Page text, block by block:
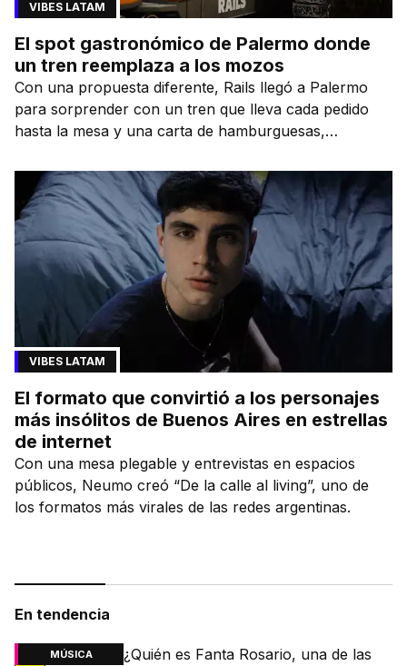
VIBES LATAM
El spot gastronómico de Palermo donde
un tren reemplaza a los mozos
Con una propuesta diferente, Rails llegó a Palermo
para sorprender con un tren que lleva cada pedido
hasta la mesa y una carta de hamburguesas,
VIBES LATAM
El formato que convirtió a los personajes
más insólitos de Buenos Aires en estrellas
de internet
Con una mesa plegable y entrevistas en espacios
públicos, Neumo creó “De la calle al living”, uno de
los formatos más virales de las redes argentinas.
En tendencia
MÚSICA
¿Quién es Fanta Rosario, una de las